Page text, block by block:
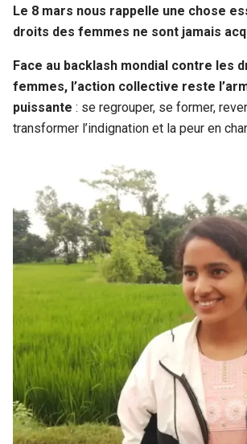
Le 8 mars nous rappelle une chose
droits des femmes ne sont jamais
Face au backlash mondial contre les
femmes, l’action collective reste
puissante : se regrouper, se former,
transformer l’indignation et la peur en